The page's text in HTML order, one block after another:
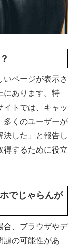
いページが表示さ
にあります。特
イトでは、キャッ
多くのユーザーが
決した」と報告し
得するために役立
でじゃらんが
合、ブラウザやデ
題の可能性があ